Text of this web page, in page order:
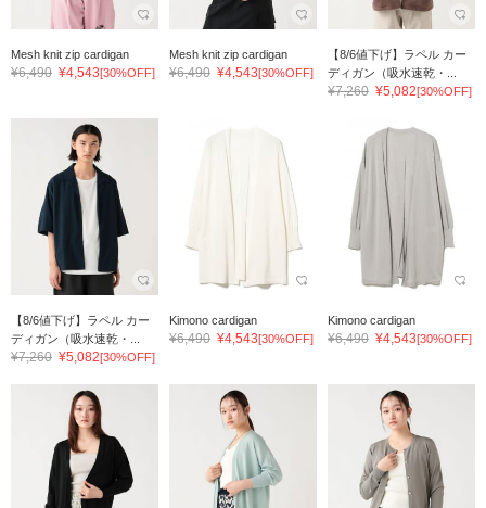
Mesh knit zip cardigan
¥6,490 ¥4,543[30%OFF]
Mesh knit zip cardigan
¥6,490 ¥4,543[30%OFF]
【8/6値下げ】ラペル カー
ディガン（吸水速乾・...
¥7,260 ¥5,082[30%OFF]
【8/6値下げ】ラペル カー
ディガン（吸水速乾・...
¥7,260 ¥5,082[30%OFF]
Kimono cardigan
¥6,490 ¥4,543[30%OFF]
Kimono cardigan
¥6,490 ¥4,543[30%OFF]